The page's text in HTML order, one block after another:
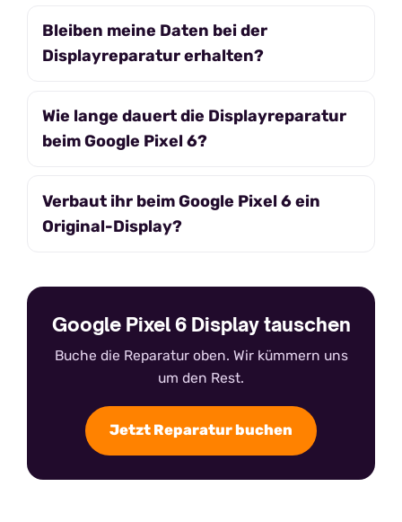
Bleiben meine Daten bei der
Displayreparatur erhalten?
Wie lange dauert die Displayreparatur
beim Google Pixel 6?
Verbaut ihr beim Google Pixel 6 ein
Original-Display?
Google Pixel 6 Display tauschen
Buche die Reparatur oben. Wir kümmern uns
um den Rest.
Jetzt Reparatur buchen